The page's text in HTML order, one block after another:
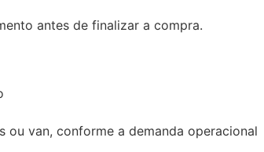
antes de finalizar a compra.
van, conforme a demanda operacional